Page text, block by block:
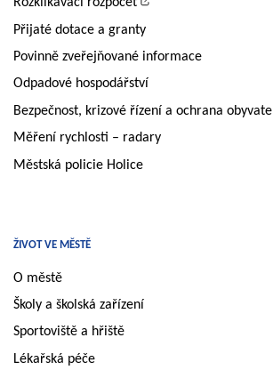
Přijaté dotace a granty
Povinně zveřejňované informace
Odpadové hospodářství
Bezpečnost, krizové řízení a ochrana obyvatel
Měření rychlosti – radary
Městská policie Holice
ŽIVOT VE MĚSTĚ
O městě
Školy a školská zařízení
Sportoviště a hřiště
Lékařská péče